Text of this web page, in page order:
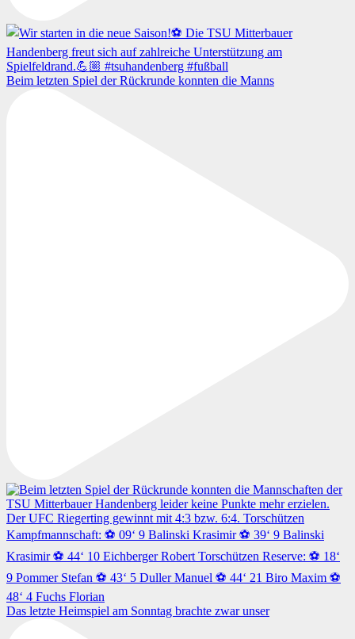
Beim letzten Spiel der Rückrunde konnten die Manns
Das letzte Heimspiel am Sonntag brachte zwar unser